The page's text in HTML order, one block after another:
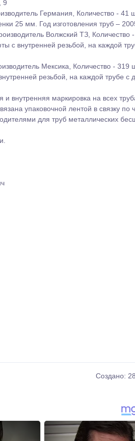
9
Германия, Количество - 41
25 мм. Год изготовления труб –
Волжский ТЗ, Количество
с внутренней резьбой, на каждой
Мексика, Количество - 319
резьбой, на каждой трубе с
внутренняя маркировка на всех
упаковочной лентой в связку по
для труб металлических
Создано: